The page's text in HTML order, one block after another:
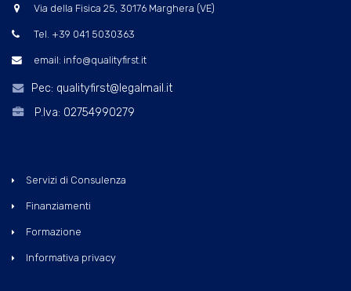
Via della Fisica 25, 30176 Marghera (VE)
Tel. +39 041 5030363
email: info@qualityfirst.it
Pec: qualityfirst@legalmail.it
P.Iva: 02754990279
Servizi di Consulenza
Finanziamenti
Formazione
Informativa privacy